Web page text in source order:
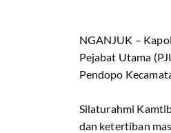
NGANJUK –
Pejabat Utama
Pendopo
Silaturahmi
dan ketertiban